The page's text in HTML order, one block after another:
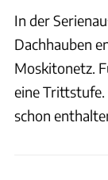
In der
Dachhauben
Moskitonetz.
eine
schon